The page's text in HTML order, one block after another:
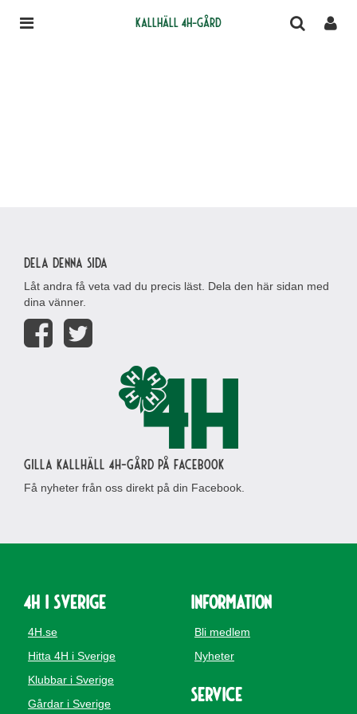
Kallhäll 4H-gård
Dela denna sida
Låt andra få veta vad du precis läst. Dela den här sidan med
dina vänner.
Gilla Kallhäll 4H-gård på Facebook
Få nyheter från oss direkt på din Facebook.
4H i Sverige
4H.se
Hitta 4H i Sverige
Klubbar i Sverige
Gårdar i Sverige
Information
Bli medlem
Nyheter
Service